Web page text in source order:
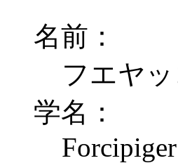
名前：
フエヤ
学名：